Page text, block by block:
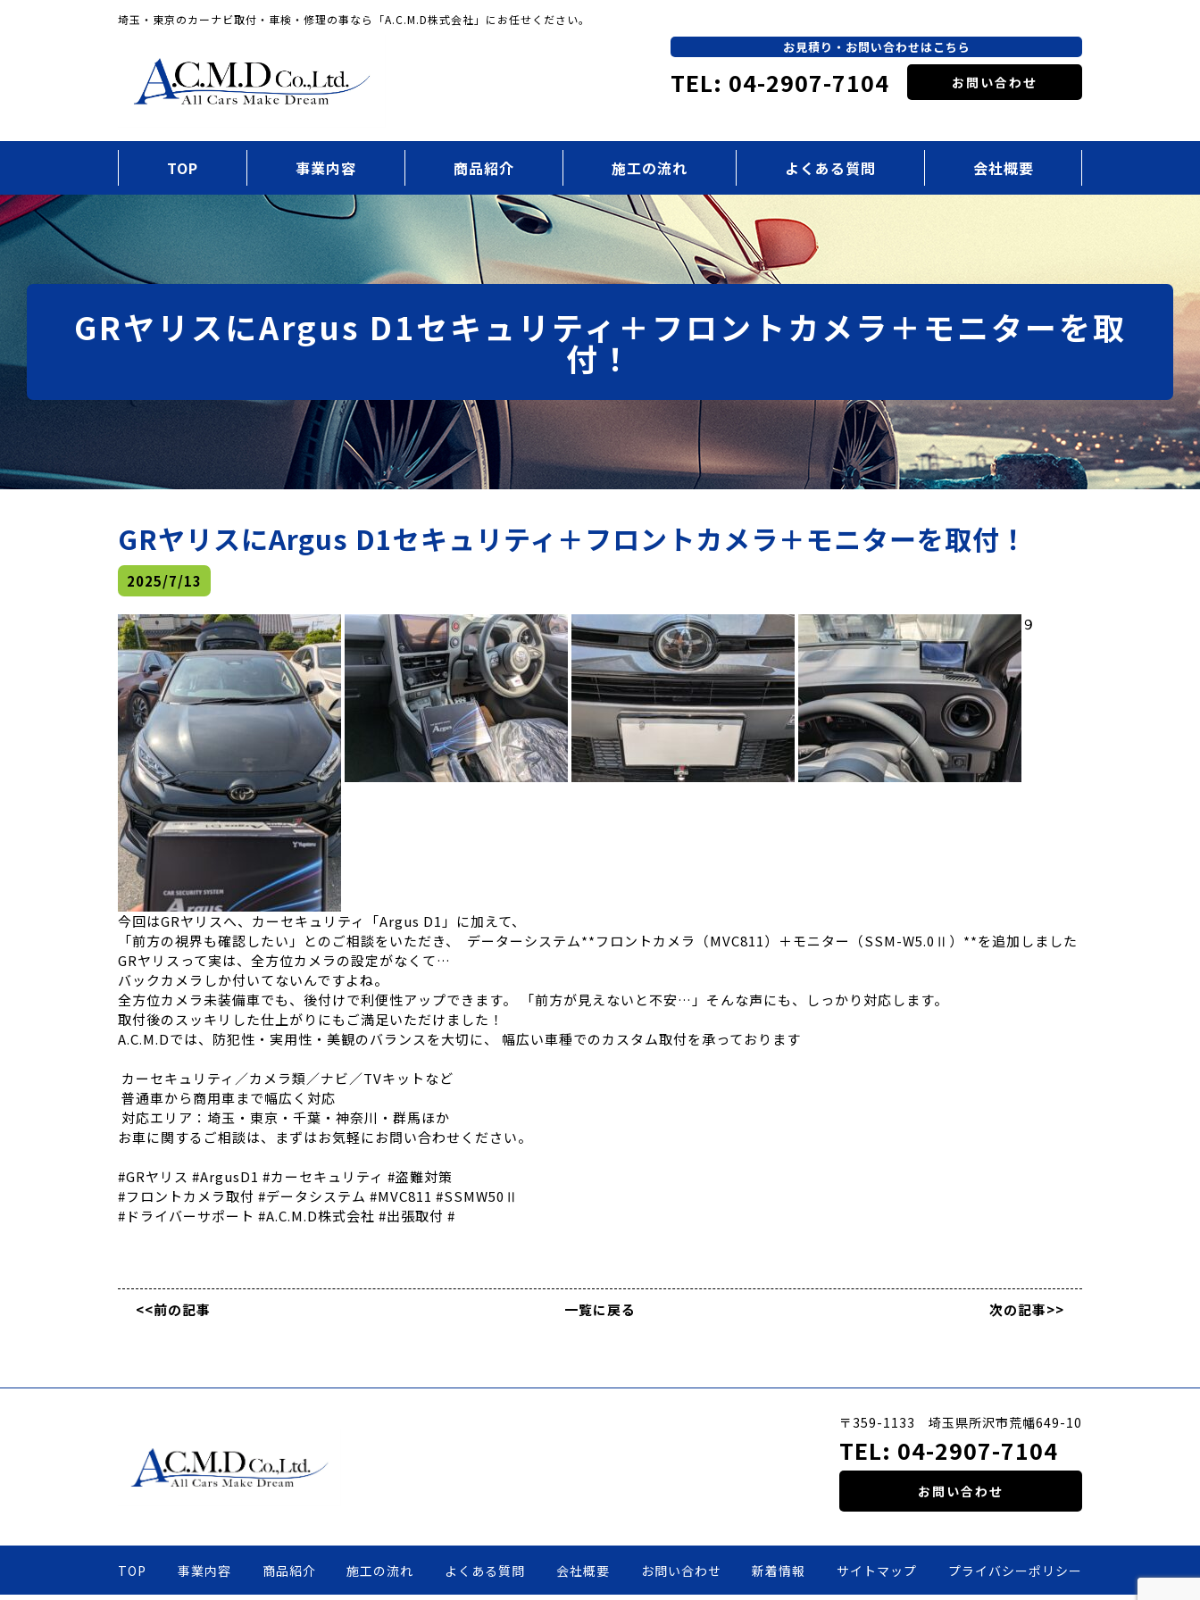
埼玉・東京のカーナビ取付・車検・修理の事なら「A.C.M.D株式会社」にお任せください。
お見積り・お問い合わせはこちら
TEL: 04-2907-7104 お問い合わせ
TOP 事業内容 商品紹介 施工の流れ よくある質問 会社概要
GRヤリスにArgus D1セキュリティ＋フロントカメラ＋モニターを取
付！
GRヤリスにArgus D1セキュリティ＋フロントカメラ＋モニターを取付！
2025/7/13
９
今回はGRヤリスへ、カーセキュリティ「Argus D1」に加えて、
「前方の視界も確認したい」とのご相談をいただき、 データーシステム**フロントカメラ（MVC811）＋モニター（SSM-W5.0Ⅱ）**を追加しました
GRヤリスって実は、全方位カメラの設定がなくて…
バックカメラしか付いてないんですよね。
全方位カメラ未装備車でも、後付けで利便性アップできます。 「前方が見えないと不安…」そんな声にも、しっかり対応します。
取付後のスッキリした仕上がりにもご満足いただけました！
A.C.M.Dでは、防犯性・実用性・美観のバランスを大切に、 幅広い車種でのカスタム取付を承っております
カーセキュリティ／カメラ類／ナビ／TVキットなど
普通車から商用車まで幅広く対応
対応エリア：埼玉・東京・千葉・神奈川・群馬ほか
お車に関するご相談は、まずはお気軽にお問い合わせください。
#GRヤリス #ArgusD1 #カーセキュリティ #盗難対策
#フロントカメラ取付 #データシステム #MVC811 #SSMW50Ⅱ
#ドライバーサポート #A.C.M.D株式会社 #出張取付 #
<<前の記事 一覧に戻る 次の記事>>
〒359-1133 埼玉県所沢市荒幡649-10
TEL: 04-2907-7104
お問い合わせ
TOP 事業内容 商品紹介 施工の流れ よくある質問 会社概要 お問い合わせ 新着情報 サイトマップ プライバシーポリシー